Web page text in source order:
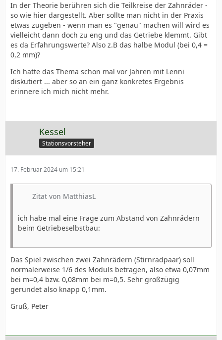
In der Theorie berühren sich die Teilkreise der Zahnräder -
so wie hier dargestellt. Aber sollte man nicht in der Praxis
etwas zugeben - wenn man es "genau" machen will wird es
vielleicht dann doch zu eng und das Getriebe klemmt. Gibt
es da Erfahrungswerte? Also z.B das halbe Modul (bei 0,4 =
0,2 mm)?
Ich hatte das Thema schon mal vor Jahren mit Lenni
diskutiert ... aber so an ein ganz konkretes Ergebnis
erinnere ich mich nicht mehr.
Kessel
Stationsvorsteher
17. Februar 2024 um 15:21
Zitat von MatthiasL
ich habe mal eine Frage zum Abstand von Zahnrädern
beim Getriebeselbstbau:
Das Spiel zwischen zwei Zahnrädern (Stirnradpaar) soll
normalerweise 1/6 des Moduls betragen, also etwa 0,07mm
bei m=0,4 bzw. 0,08mm bei m=0,5. Sehr großzügig
gerundet also knapp 0,1mm.
Gruß, Peter